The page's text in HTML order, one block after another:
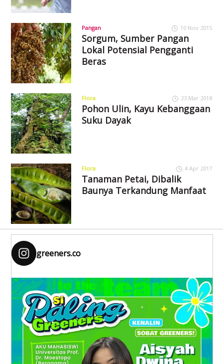
Pangan 10 Nov 2015
Sorgum, Sumber Pangan
Lokal Potensial Pengganti
Beras
Flora 23 Mar 2018
Pohon Ulin, Kayu Kebanggaan
Suku Dayak
Flora 4 Apr 2017
Tanaman Petai, Dibalik
Baunya Terkandung Manfaat
greeners.co